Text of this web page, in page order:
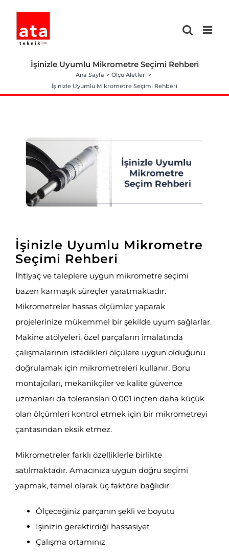
content
İşinizle Uyumlu Mikrometre Seçimi Rehberi
Ana Sayfa
Ölçü Aletleri
İşinizle Uyumlu Mikrometre Seçimi Rehberi
İşinizle Uyumlu Mikrometre
Seçimi Rehberi
İhtiyaç ve taleplere uygun mikrometre seçimi
bazen karmaşık süreçler yaratmaktadır.
Mikrometreler hassas ölçümler yaparak
projelerinize mükemmel bir şekilde uyum sağlarlar.
Makine atölyeleri, özel parçaların imalatında
çalışmalarının istedikleri ölçülere uygun olduğunu
doğrulamak için mikrometreleri kullanır. Boru
montajcıları, mekanikçiler ve kalite güvence
uzmanları da toleransları 0.001 inçten daha küçük
olan ölçümleri kontrol etmek için bir mikrometreyi
çantasından eksik etmez.
Mikrometreler farklı özelliklerle birlikte
satılmaktadır. Amacınıza uygun doğru seçimi
yapmak, temel olarak üç faktöre bağlıdır:
Ölçeceğiniz parçanın şekli ve boyutu
İşinizin gerektirdiği hassasiyet
Çalışma ortamınız